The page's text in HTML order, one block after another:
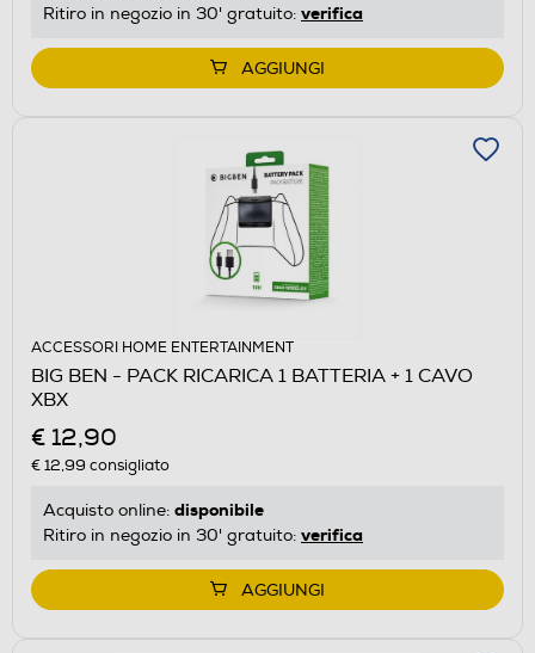
Ritiro in negozio in 30' gratuito: verifica
AGGIUNGI
ACCESSORI HOME ENTERTAINMENT
BIG BEN - PACK RICARICA 1 BATTERIA + 1 CAVO
XBX
€ 12,90
€ 12,99 consigliato
Acquisto online: disponibile
Ritiro in negozio in 30' gratuito: verifica
AGGIUNGI